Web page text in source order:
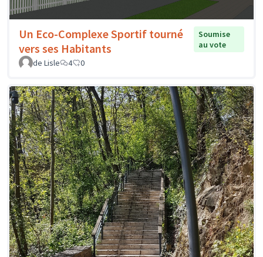
Un Eco-Complexe Sportif tourné
vers ses Habitants
Soumise
au vote
de Lisle
4 0